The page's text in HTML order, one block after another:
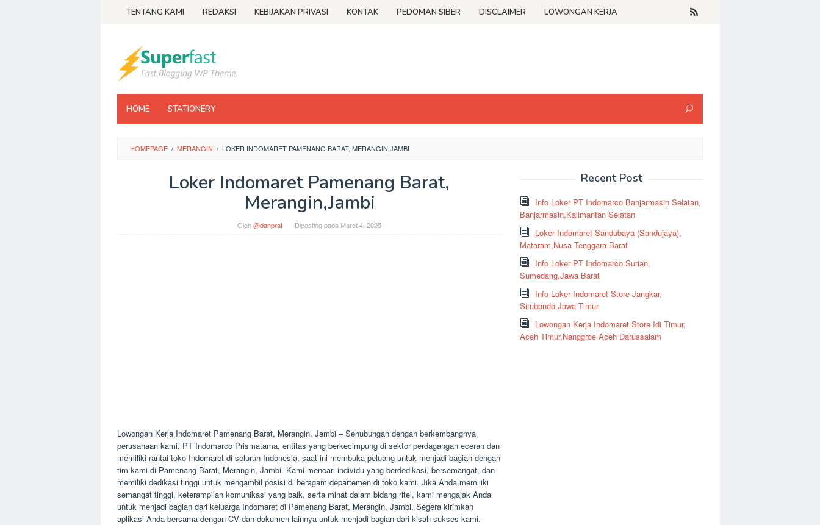
TENTANG KAMI REDAKSI KEBIJAKAN PRIVASI KONTAK PEDOMAN SIBER DISCLAIMER LOWONGAN KERJA
HOME STATIONERY
HOMEPAGE / MERANGIN / LOKER INDOMARET PAMENANG BARAT, MERANGIN,JAMBI
Loker Indomaret Pamenang Barat,
Merangin,Jambi
Oleh@danprat Diposting pada Maret 4, 2025
Lowongan Kerja Indomaret Pamenang Barat, Merangin, Jambi – Sehubungan dengan berkembangnya
perusahaan kami, PT Indomarco Prismatama, entitas yang berkecimpung di sektor perdagangan eceran dan
memiliki rantai toko Indomaret di seluruh Indonesia, saat ini membuka peluang untuk menjadi bagian dengan
tim kami di Pamenang Barat, Merangin, Jambi. Kami mencari individu yang berdedikasi, bersemangat, dan
memiliki dedikasi tinggi untuk mengambil posisi di beragam departemen di toko kami. Jika Anda memiliki
semangat tinggi, keterampilan komunikasi yang baik, serta minat dalam bidang ritel, kami mengajak Anda
untuk menjadi bagian dari keluarga Indomaret di Pamenang Barat, Merangin, Jambi. Segera kirimkan
aplikasi Anda bersama dengan CV dan dokumen lainnya untuk menjadi bagian dari kisah sukses kami.
Recent Post
Info Loker PT Indomarco Banjarmasin Selatan,
Banjarmasin,Kalimantan Selatan
Loker Indomaret Sandubaya (Sandujaya),
Mataram,Nusa Tenggara Barat
Info Loker PT Indomarco Surian,
Sumedang,Jawa Barat
Info Loker Indomaret Store Jangkar,
Situbondo,Jawa Timur
Lowongan Kerja Indomaret Store Idi Timur,
Aceh Timur,Nanggroe Aceh Darussalam